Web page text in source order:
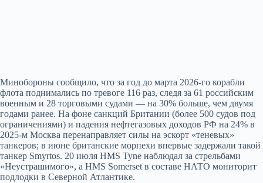
Минобороны сообщило, что за год до марта 2026-го корабли
флота поднимались по тревоге 116 раз, следя за 61 российским
военным и 28 торговыми судами — на 30% больше, чем двумя
годами ранее. На фоне санкций Британии (более 500 судов под
ограничениями) и падения нефтегазовых доходов РФ на 24% в
2025-м Москва перенаправляет силы на эскорт «теневых»
танкеров; в июне британские морпехи впервые задержали такой
танкер Smyrtos. 20 июля HMS Tyne наблюдал за стрельбами
«Неустрашимого», а HMS Somerset в составе НАТО мониторит
подлодки в Северной Атлантике.